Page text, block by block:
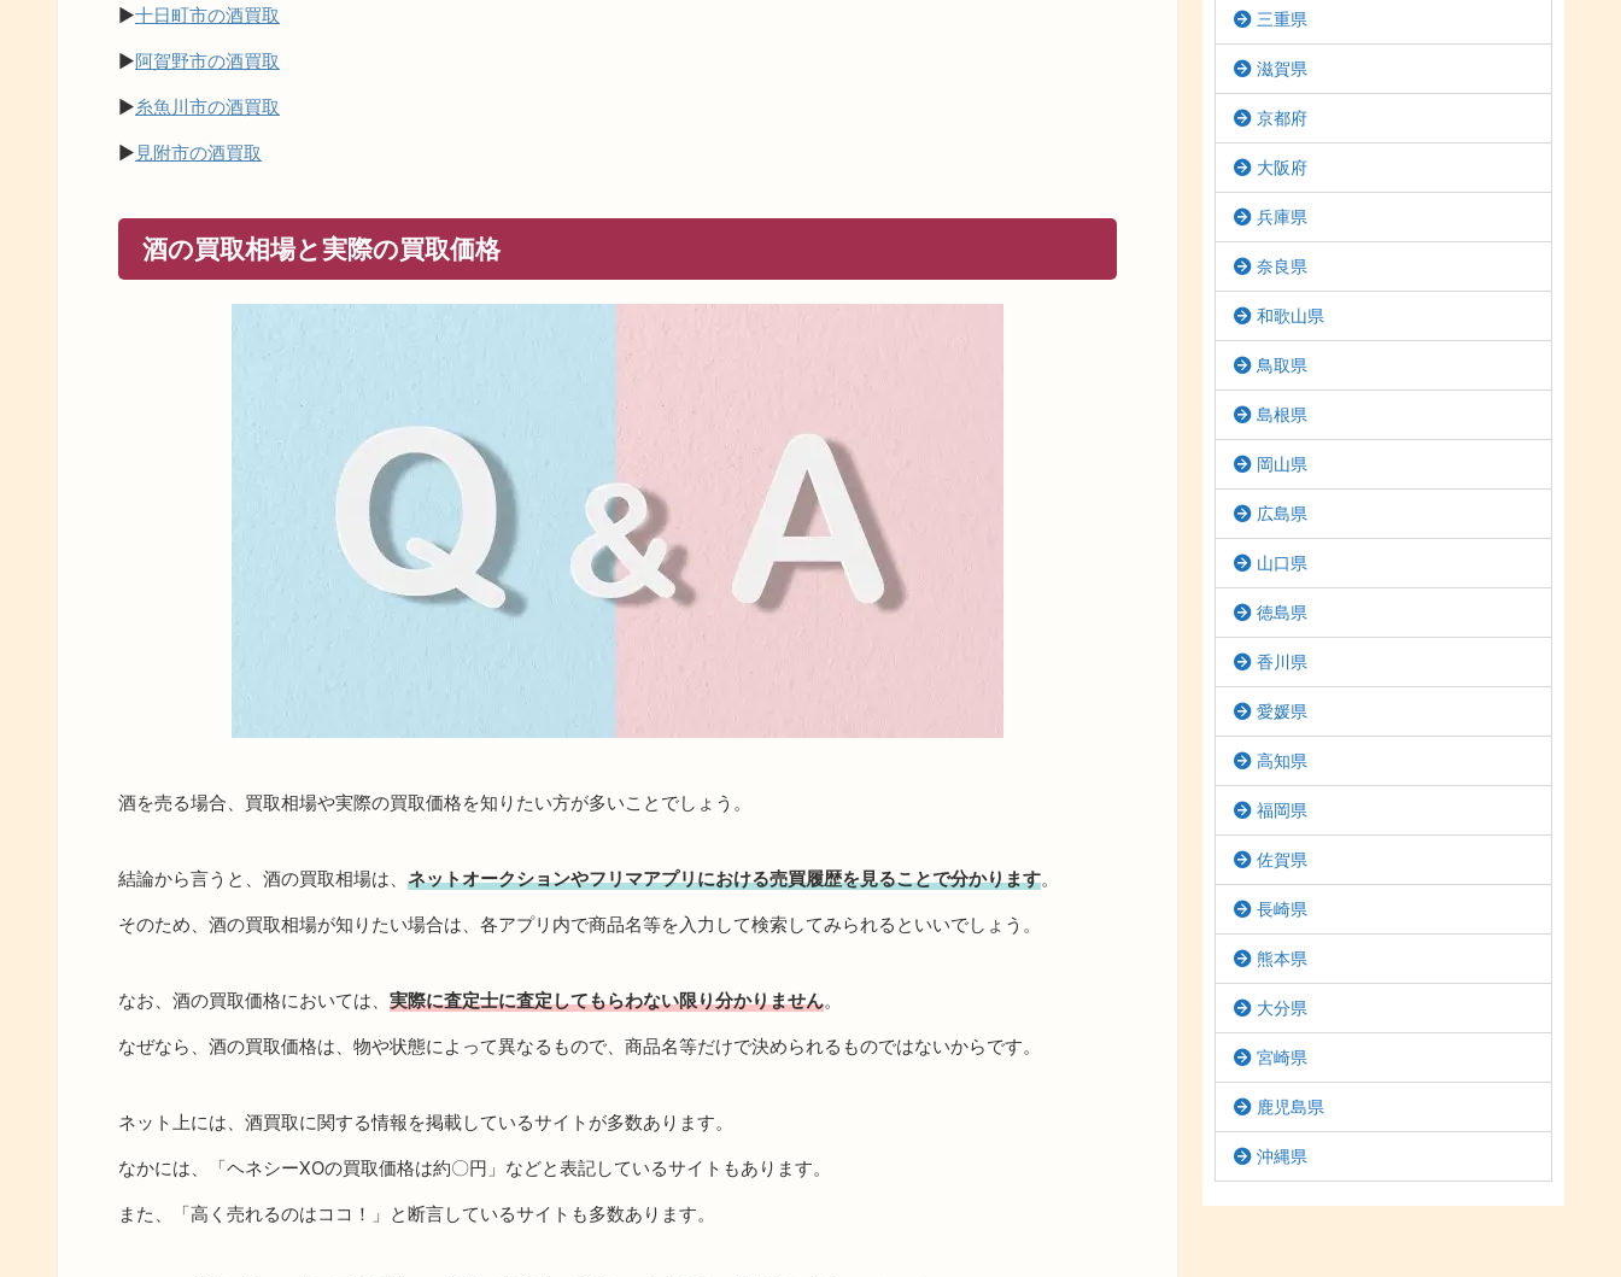
▶十日町市の酒買取
▶阿賀野市の酒買取
▶糸魚川市の酒買取
▶ 見附市の酒買取
酒の買取相場と実際の買取価格
酒を売る場合、買取相場や実際の買取価格を知りたい方が多いことでしょう。
結論から言うと、酒の買取相場は、 ネットオークションやフリマアプリにおける売買履歴を見ることで分かります。
そのため、酒の買取相場が知りたい場合は、各アプリ内で商品名等を入力して検索してみられるといいでしょう。
なお、酒の買取価格においては、 実際に査定士に査定してもらわない限り分かりません。
なぜなら、酒の買取価格は、物や状態によって異なるもので、商品名等だけで決められるものではないからです。
ネット上には、酒買取に関する情報を掲載しているサイトが多数あります。
なかには、「ヘネシーXOの買取価格は約〇円」などと表記しているサイトもあります。
また、「高く売れるのはココ！」と断言しているサイトも多数あります。
三重県
滋賀県
京都府
大阪府
兵庫県
奈良県
和歌山県
鳥取県
島根県
岡山県
広島県
山口県
徳島県
香川県
愛媛県
高知県
福岡県
佐賀県
長崎県
熊本県
大分県
宮崎県
鹿児島県
沖縄県